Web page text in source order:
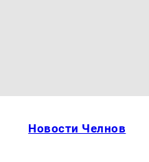
Новости Челнов